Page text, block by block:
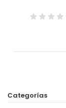
Categorías